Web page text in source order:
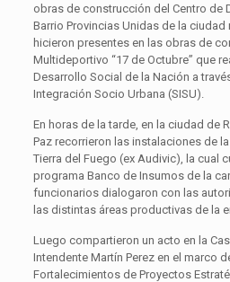
obras de construcción del Centro de
Barrio Provincias Unidas de la ciudad
hicieron presentes en las obras de
Multideportivo “17 de Octubre” que
Desarrollo Social de la Nación a
Integración Socio Urbana (SISU).
En horas de la tarde, en la ciudad de
Paz recorrieron las instalaciones de
Tierra del Fuego (ex Audivic), la cual
programa Banco de Insumos de la
funcionarios dialogaron con las
las distintas áreas productivas de la
Luego compartieron un acto en la
Intendente Martín Perez en el marco
Fortalecimientos de Proyectos